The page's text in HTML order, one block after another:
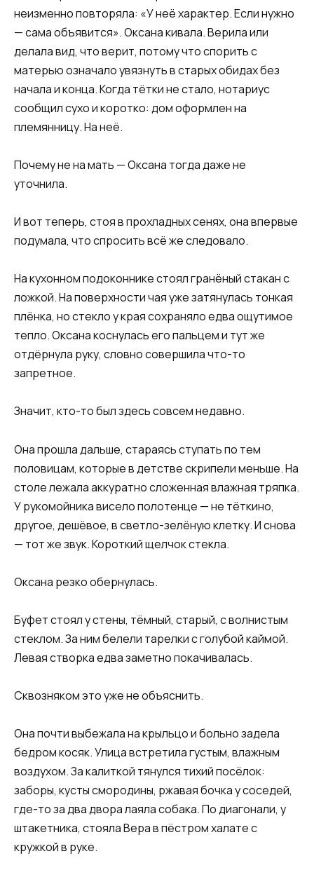
неизменно повторяла: «У неё характер. Если нужно
— сама объявится». Оксана кивала. Верила или
делала вид, что верит, потому что спорить с
матерью означало увязнуть в старых обидах без
начала и конца. Когда тётки не стало, нотариус
сообщил сухо и коротко: дом оформлен на
племянницу. На неё.
Почему не на мать — Оксана тогда даже не
уточнила.
И вот теперь, стоя в прохладных сенях, она впервые
подумала, что спросить всё же следовало.
На кухонном подоконнике стоял гранёный стакан с
ложкой. На поверхности чая уже затянулась тонкая
плёнка, но стекло у края сохраняло едва ощутимое
тепло. Оксана коснулась его пальцем и тут же
отдёрнула руку, словно совершила что-то
запретное.
Значит, кто-то был здесь совсем недавно.
Она прошла дальше, стараясь ступать по тем
половицам, которые в детстве скрипели меньше. На
столе лежала аккуратно сложенная влажная тряпка.
У рукомойника висело полотенце — не тёткино,
другое, дешёвое, в светло-зелёную клетку. И снова
— тот же звук. Короткий щелчок стекла.
Оксана резко обернулась.
Буфет стоял у стены, тёмный, старый, с волнистым
стеклом. За ним белели тарелки с голубой каймой.
Левая створка едва заметно покачивалась.
Сквозняком это уже не объяснить.
Она почти выбежала на крыльцо и больно задела
бедром косяк. Улица встретила густым, влажным
воздухом. За калиткой тянулся тихий посёлок:
заборы, кусты смородины, ржавая бочка у соседей,
где-то за два двора лаяла собака. По диагонали, у
штакетника, стояла Вера в пёстром халате с
кружкой в руке.